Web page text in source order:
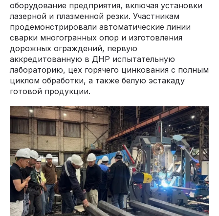
оборудование предприятия, включая установки
лазерной и плазменной резки. Участникам
продемонстрировали автоматические линии
сварки многогранных опор и изготовления
дорожных ограждений, первую
аккредитованную в ДНР испытательную
лабораторию, цех горячего цинкования с полным
циклом обработки, а также белую эстакаду
готовой продукции.